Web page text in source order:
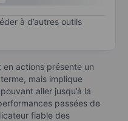
à d’autres outils
en actions présente un
mais implique
aller jusqu’à la
passées de
fiable des